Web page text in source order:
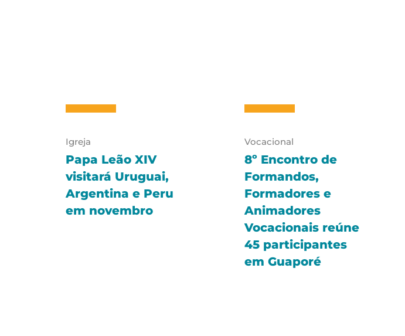
Igreja
Papa Leão XIV
visitará Uruguai,
Argentina e Peru
em novembro
Vocacional
8º Encontro de
Formandos,
Formadores e
Animadores
Vocacionais reúne
45 participantes
em Guaporé